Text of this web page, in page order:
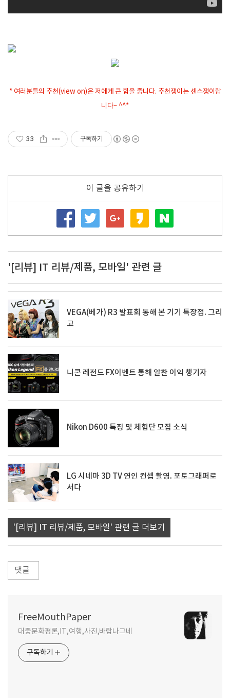
* 여러분들의 추천(view on)은 저에게 큰 힘을 줍니다. 추천쟁이는 센스쟁이랍
니다~ ^^*
33 구독하기
이 글을 공유하기
'[리뷰] IT 리뷰/제품, 모바일' 관련 글
VEGA(베가) R3 발표회 통해 본 기기 특장점. 그리
고
니콘 레전드 FX이벤트 통해 알찬 이익 챙기자
Nikon D600 특징 및 체험단 모집 소식
LG 시네마 3D TV 연인 컨셉 촬영. 포토그래퍼로
서다
'[리뷰] IT 리뷰/제품, 모바일' 관련 글 더보기
댓글
FreeMouthPaper
대중문화평론,IT,여행,사진,바람나그네
구독하기